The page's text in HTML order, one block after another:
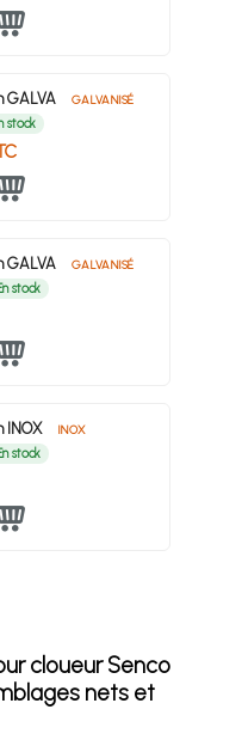
GALVA GALVANISÉ
stock
GALVA GALVANISÉ
stock
INOX INOX
stock
cloueur Senco
nets et